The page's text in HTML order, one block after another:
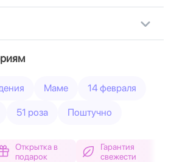
Маме 14 февраля
51 роза Поштучно
Открытка в
подарок
Гарантия
свежести